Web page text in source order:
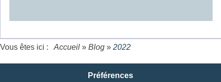
Vous êtes ici : Accueil » Blog » 2022
Préférences